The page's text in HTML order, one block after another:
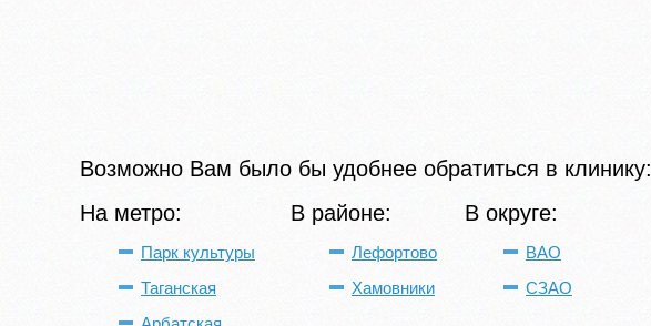
Возможно Вам было бы удобнее обратиться в клинику:
На метро:
Парк культуры
Таганская
В районе:
Лефортово
Хамовники
В округе:
ВАО
СЗАО